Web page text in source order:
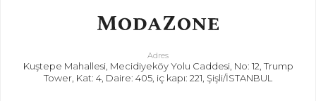
Adres
Kuştepe Mahallesi, Mecidiyeköy Yolu Caddesi, No: 12, Trump
Tower, Kat: 4, Daire: 405, iç kapı: 221, Şişli/İSTANBUL